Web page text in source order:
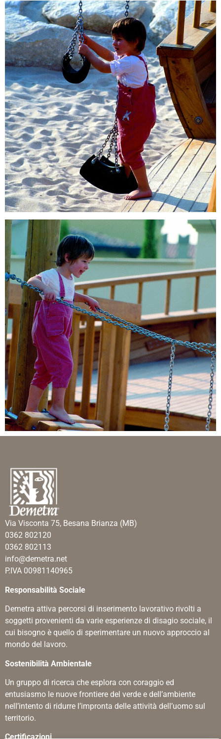
Via Visconta 75, Besana Brianza (MB)
0362 802120
0362 802113
info@demetra.net
P.IVA 00981140965
Responsabilità Sociale
Demetra attiva percorsi di inserimento lavorativo rivolti a
soggetti provenienti da varie esperienze di disagio sociale, il
cui bisogno è quello di sperimentare un nuovo approccio al
mondo del lavoro.
Sostenibilità Ambientale
Un gruppo di ricerca che esplora con coraggio ed
entusiasmo le nuove frontiere del verde e dell’ambiente
nell’intento di ridurre l’impronta delle attività dell’uomo sul
territorio.
Certificazioni